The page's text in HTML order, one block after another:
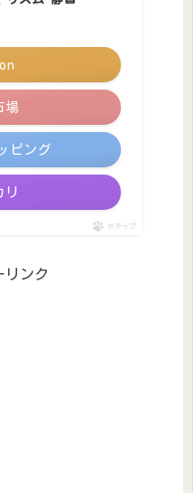
場
ピング
リ
ポチップ
リンク